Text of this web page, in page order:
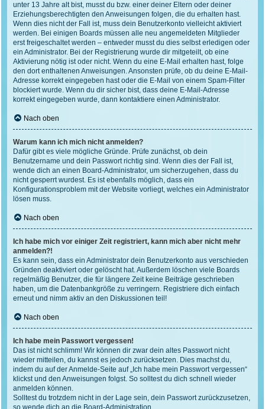
unter 13 Jahre alt bist, musst du bzw. einer deiner Eltern oder deiner
Erziehungsberechtigten den Anweisungen folgen, die du erhalten hast.
Wenn dies nicht der Fall ist, muss dein Benutzerkonto vielleicht aktiviert
werden. Bei einigen Boards müssen alle neu angemeldeten Mitglieder
erst freigeschaltet werden – entweder musst du dies selbst erledigen oder
ein Administrator. Bei der Registrierung wurde dir mitgeteilt, ob eine
Aktivierung nötig ist oder nicht. Wenn du eine E-Mail erhalten hast, folge
den dort enthaltenen Anweisungen. Ansonsten prüfe, ob du deine E-Mail-
Adresse korrekt eingegeben hast oder die E-Mail von einem Spam-Filter
blockiert wurde. Wenn du dir sicher bist, dass deine E-Mail-Adresse
korrekt eingegeben wurde, dann kontaktiere einen Administrator.
Nach oben
Warum kann ich mich nicht anmelden?
Dafür gibt es viele mögliche Gründe. Prüfe zunächst, ob dein
Benutzername und dein Passwort richtig sind. Wenn dies der Fall ist,
wende dich an einen Board-Administrator, um sicherzugehen, dass du
nicht gesperrt wurdest. Es ist ebenfalls möglich, dass ein
Konfigurationsproblem mit der Website vorliegt, welches ein Administrator
lösen muss.
Nach oben
Ich habe mich vor einiger Zeit registriert, kann mich aber nicht mehr
anmelden?!
Es kann sein, dass ein Administrator dein Benutzerkonto aus verschieden
Gründen deaktiviert oder gelöscht hat. Außerdem löschen viele Boards
regelmäßig Benutzer, die für längere Zeit keine Beiträge geschrieben
haben, um die Datenbankgröße zu verringern. Registriere dich einfach
erneut und nimm aktiv an den Diskussionen teil!
Nach oben
Ich habe mein Passwort vergessen!
Das ist nicht schlimm! Wir können dir zwar dein altes Passwort nicht
wieder mitteilen, du kannst es jedoch zurücksetzen. Dies machst du,
indem du auf der Anmelde-Seite auf „Ich habe mein Passwort vergessen“
klickst und den Anweisungen folgst. So solltest du dich schnell wieder
anmelden können.
Solltest du trotzdem nicht in der Lage sein, dein Passwort zurückzusetzen,
so wende dich an die Board-Administration.